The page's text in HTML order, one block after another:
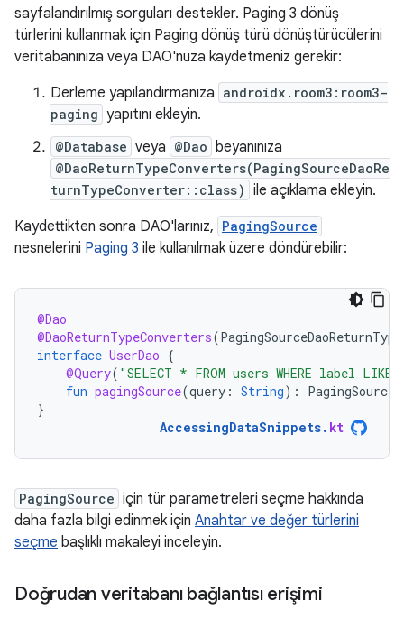
sayfalandırılmış sorguları destekler. Paging 3 dönüş
türlerini kullanmak için Paging dönüş türü dönüştürücülerini
veritabanınıza veya DAO'nuza kaydetmeniz gerekir:
Derleme yapılandırmanıza androidx.room3:room3-
paging yapıtını ekleyin.
@Database veya @Dao beyanınıza
@DaoReturnTypeConverters(PagingSourceDaoRe
turnTypeConverter::class) ile açıklama ekleyin.
Kaydettikten sonra DAO'larınız, PagingSource
nesnelerini Paging 3 ile kullanılmak üzere döndürebilir:
@Dao
@DaoReturnTypeConverters(
interface UserDao {
@Query( "SELECT * FROM users WHERE label
fun pagingSource(query : String):
}
AccessingDataSnippets. kt
PagingSource için tür parametreleri seçme hakkında
daha fazla bilgi edinmek için Anahtar ve değer türlerini
seçme başlıklı makaleyi inceleyin.
Doğrudan veritabanı bağlantısı erişimi